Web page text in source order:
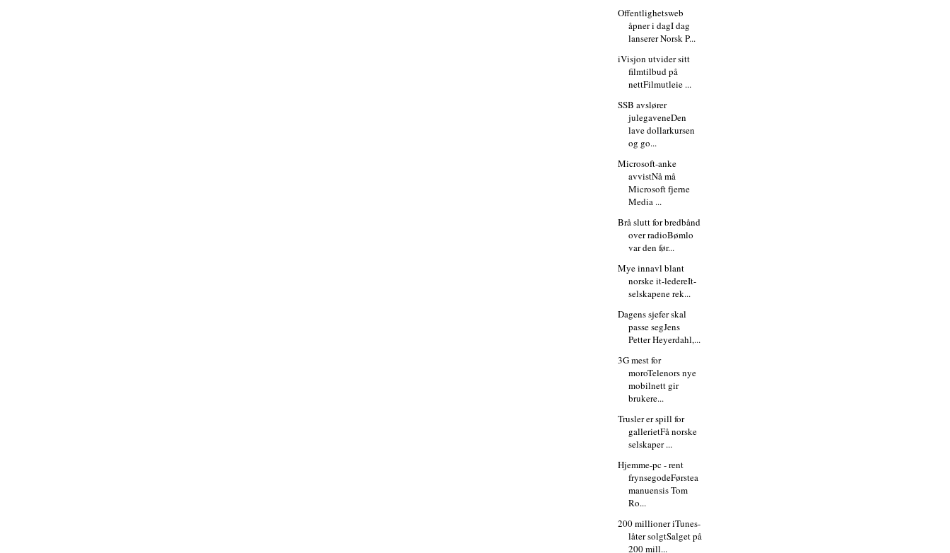
Offentlighetsweb
åpner i dagI dag
lanserer Norsk P...
iVisjon utvider sitt
filmtilbud på
nettFilmutleie ...
SSB avslører
julegaveneDen
lave dollarkursen
og go...
Microsoft-anke
avvistNå må
Microsoft fjerne
Media ...
Brå slutt for bredbånd
over radioBømlo
var den før...
Mye innavl blant
norske it-ledereIt-
selskapene rek...
Dagens sjefer skal
passe segJens
Petter Heyerdahl,...
3G mest for
moroTelenors nye
mobilnett gir
brukere...
Trusler er spill for
gallerietFå norske
selskaper ...
Hjemme-pc - rent
frynsegodeFørstea
manuensis Tom
Ro...
200 millioner iTunes-
låter solgtSalget på
200 mill...